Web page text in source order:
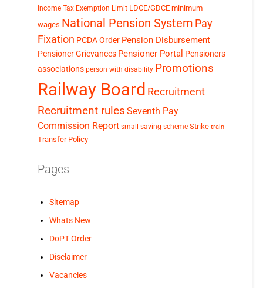
Income Tax Exemption Limit LDCE/GDCE minimum
wages National Pension System Pay
Fixation PCDA Order Pension Disbursement
Pensioner Grievances Pensioner Portal Pensioners
associations person with disability Promotions
Railway Board Recruitment
Recruitment rules Seventh Pay
Commission Report small saving scheme Strike train
Transfer Policy
Pages
Sitemap
Whats New
DoPT Order
Disclaimer
Vacancies